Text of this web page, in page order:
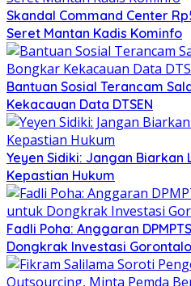
Skandal Command Center
Seret Mantan Kadis Kominfo
Bantuan Sosial Terancam
Kekacauan Data DTSEN
Yeyen Sidiki: Jangan Biarkan
Kepastian Hukum
Fadli Poha: Anggaran
Dongkrak Investasi Gorontalo